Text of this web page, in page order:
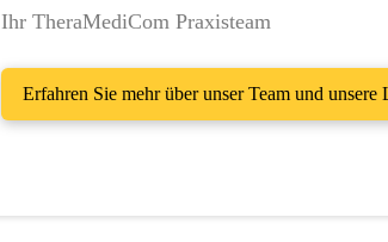
Ihr TheraMediCom Praxisteam
Erfahren Sie mehr über unser Team und unsere